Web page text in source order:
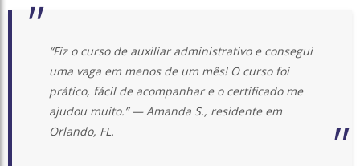
“Fiz o curso de auxiliar administrativo e consegui
uma vaga em menos de um mês! O curso foi
prático, fácil de acompanhar e o certificado me
ajudou muito.”— Amanda S., residente em
Orlando, FL.